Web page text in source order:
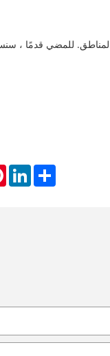
المناطق. للمضي قدمًا ،
Share